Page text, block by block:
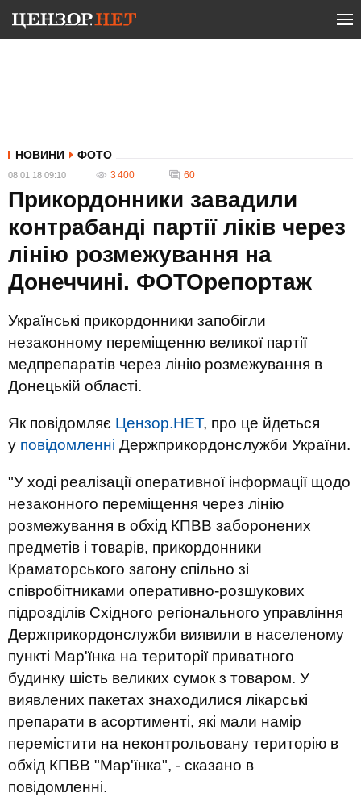
НОВИНИ ФОТО
08.01.18 09:10 3 400 60
Прикордонники завадили
контрабанді партії ліків через
лінію розмежування на
Донеччині. ФОТОрепортаж
Українські прикордонники запобігли
незаконному переміщенню великої партії
медпрепаратів через лінію розмежування в
Донецькій області.
Як повідомляє Цензор.НЕТ, про це йдеться
у повідомленні Держприкордонслужби України.
"У ході реалізації оперативної інформації щодо
незаконного переміщення через лінію
розмежування в обхід КПВВ заборонених
предметів і товарів, прикордонники
Краматорського загону спільно зі
співробітниками оперативно-розшукових
підрозділів Східного регіонального управління
Держприкордонслужби виявили в населеному
пункті Мар'їнка на території приватного
будинку шість великих сумок з товаром. У
виявлених пакетах знаходилися лікарські
препарати в асортименті, які мали намір
перемістити на неконтрольовану територію в
обхід КПВВ "Мар'їнка", - сказано в
повідомленні.